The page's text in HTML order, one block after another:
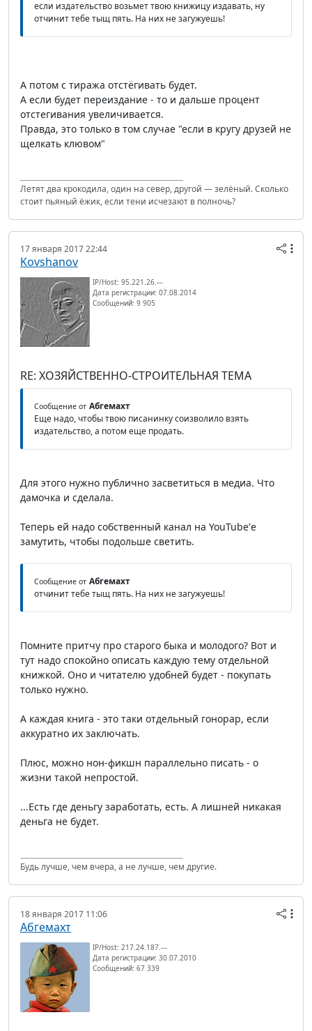
если издательство возьмет твою книжицу издавать, ну
отчинит тебе тыщ пять. На них не загужуешь!
А потом с тиража отстёгивать будет.
А если будет переиздание - то и дальше процент
отстегивания увеличивается.
Правда, это только в том случае "если в кругу друзей не
щелкать клювом"
Летят два крокодила, один на север, другой — зелёный. Сколько
стоит пьяный ёжик, если тени исчезают в полночь?
17 января 2017 22:44
Kovshanov
IP/Host: 95.221.26.---
Дата регистрации: 07.08.2014
Сообщений: 9 905
RE: ХОЗЯЙСТВЕННО-СТРОИТЕЛЬНАЯ ТЕМА
Сообщение от Абгемахт
Еще надо, чтобы твою писанинку соизволило взять
издательство, а потом еще продать.
Для этого нужно публично засветиться в медиа. Что
дамочка и сделала.
Теперь ей надо собственный канал на YouTube'е
замутить, чтобы подольше светить.
Сообщение от Абгемахт
отчинит тебе тыщ пять. На них не загужуешь!
Помните притчу про старого быка и молодого? Вот и
тут надо спокойно описать каждую тему отдельной
книжкой. Оно и читателю удобней будет - покупать
только нужно.
А каждая книга - это таки отдельный гонорар, если
аккуратно их заключать.
Плюс, можно нон-фикшн параллельно писать - о
жизни такой непростой.
...Есть где деньгу заработать, есть. А лишней никакая
деньга не будет.
Будь лучше, чем вчера, а не лучше, чем другие.
18 января 2017 11:06
Абгемахт
IP/Host: 217.24.187.---
Дата регистрации: 30.07.2010
Сообщений: 67 339